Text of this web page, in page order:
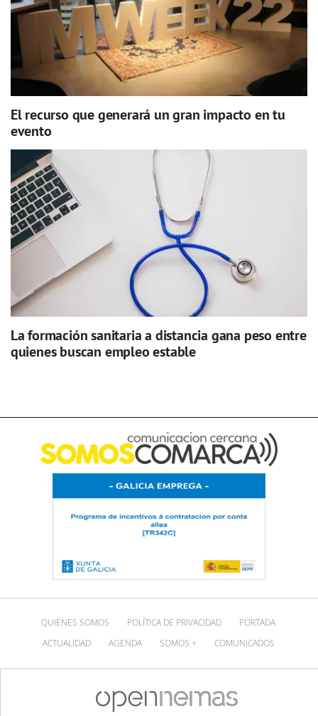
El recurso que generará un gran impacto en tu
evento
La formación sanitaria a distancia gana peso entre
quienes buscan empleo estable
QUIÉNES SOMOS POLÍTICA DE PRIVACIDAD
PORTADA
ACTUALIDAD
AGENDA SOMOS + COMUNICADOS